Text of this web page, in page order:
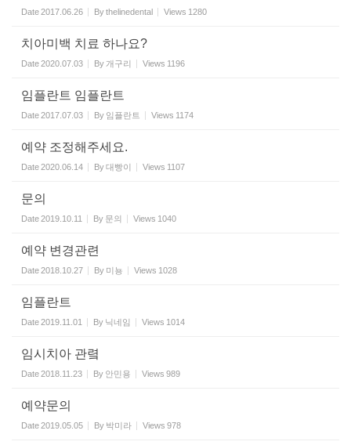
Date2017.06.26 Bythelinedental Views 1280
치아미백 치료 하나요?
Date2020.07.03 By 개구리 Views 1196
임플란트 임플란트
Date2017.07.03 By 임플란트 Views 1174
예약 조정해주세요.
Date2020.06.14 By대빵이 Views 1107
문의
Date2019.10.11 By 문의 Views 1040
예약 변경관련
Date2018.10.27 By 미뇽 Views 1028
임플란트
Date2019.11.01 By 닉네임 Views 1014
임시치아 관렼
Date2018.11.23 By 안민용 Views 989
예약문의
Date2019.05.05 By 박미라 Views 978